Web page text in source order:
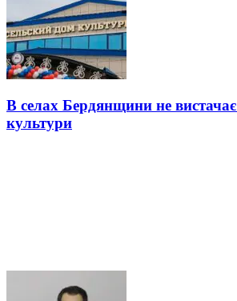
В селах Бердянщини не
культури